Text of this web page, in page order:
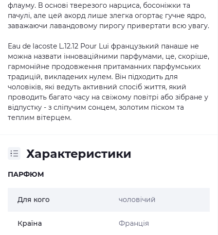
флауму. В основі тверезого нарциса, босоніжки та
пачулі, але цей акорд лише злегка огортає гучне ядро,
заважаючи лавандовому пирогу привертати всю увагу.
Eau de lacoste L.12.12 Pour Lui французький панаше не
можна назвати інноваційними парфумами, це, скоріше,
гармонійне продовження притаманних парфумських
традицій, викладених нулем. Він підходить для
чоловіків, які ведуть активний спосіб життя, який
проводить багато часу на свіжому повітрі або зібране у
відпустку - з сліпучим сонцем, золотим піском та
теплим вітерцем.
Характеристики
ПАРФЮМ
Для кого чоловічий
Країна Франція